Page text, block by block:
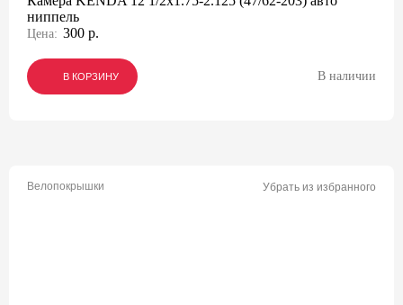
ниппель
Цена: 300 р.
В КОРЗИНУ
В КОРЗИНУ
В КОРЗИНУ В наличии
Велопокрышки Убрать из избранного